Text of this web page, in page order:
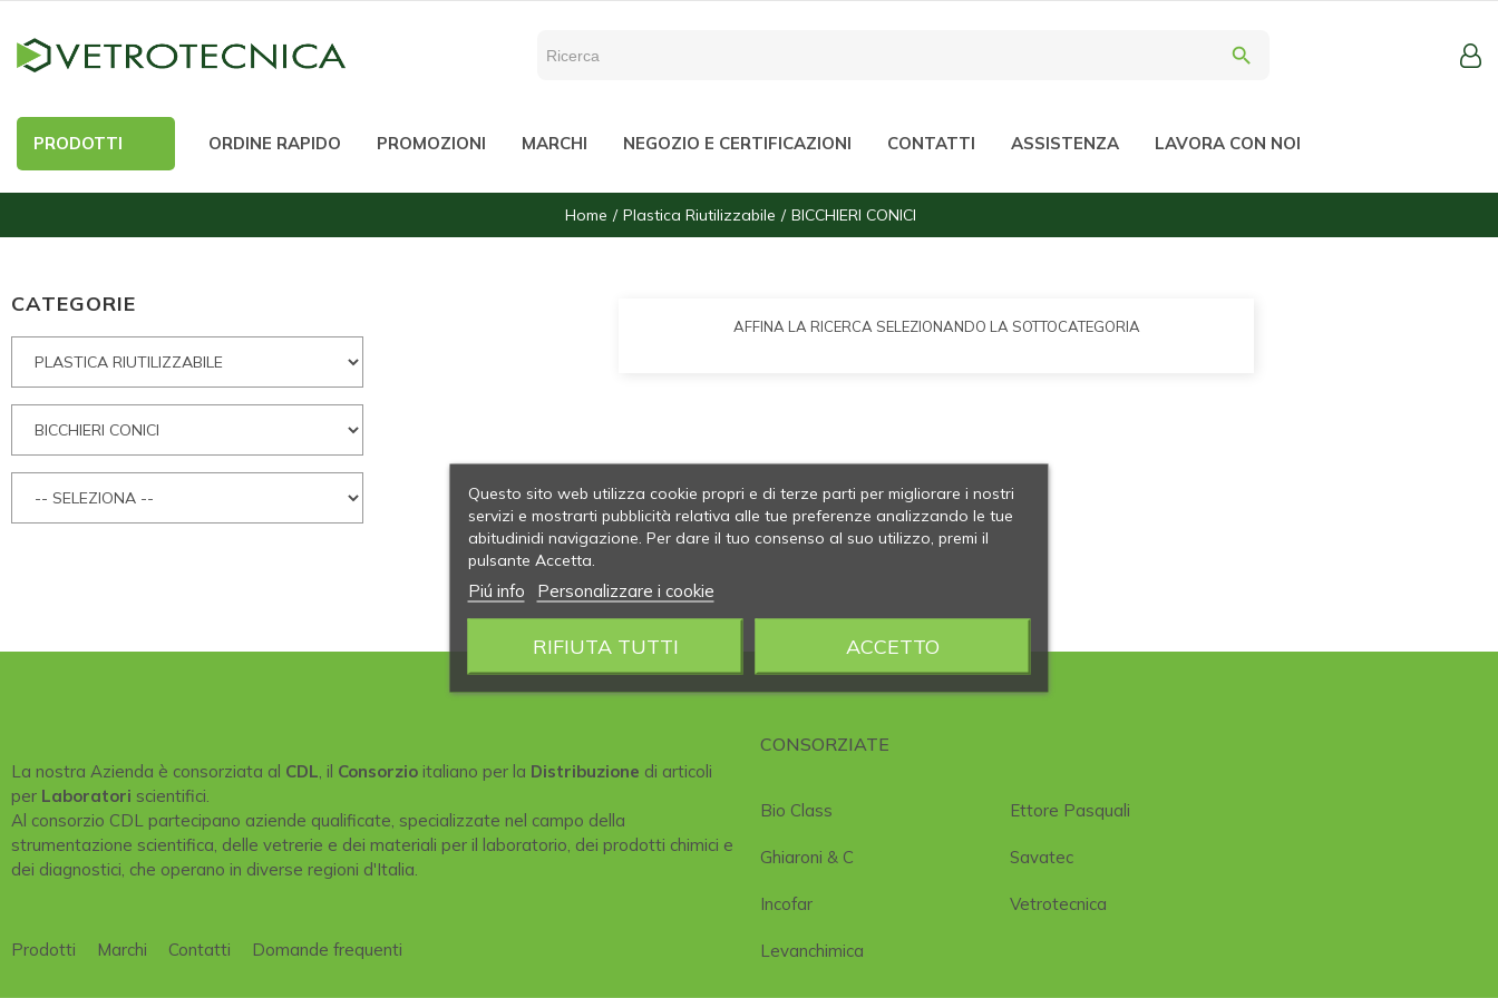
search
PRODOTTI ORDINE RAPIDO PROMOZIONI MARCHI NEGOZIO E CERTIFICAZIONI CONTATTI ASSISTENZA LAVORA CON NOI
Home Plastica Riutilizzabile BICCHIERI CONICI
CATEGORIE
AFFINA LA RICERCA SELEZIONANDO LA SOTTOCATEGORIA
La nostra Azienda è consorziata al CDL, il Consorzio italiano per la Distribuzione di articoli
per Laboratori scientifici.
Al consorzio CDL partecipano aziende qualificate, specializzate nel campo della
strumentazione scientifica, delle vetrerie e dei materiali per il laboratorio, dei prodotti chimici e
dei diagnostici, che operano in diverse regioni d'Italia.
Prodotti Marchi Contatti Domande frequenti
CONSORZIATE
Bio Class
Ghiaroni & C
Incofar
Levanchimica
Ettore Pasquali
Savatec
Vetrotecnica
Questo sito web utilizza cookie propri e di terze parti per migliorare i nostri
servizi e mostrarti pubblicità relativa alle tue preferenze analizzando le tue
abitudinidi navigazione. Per dare il tuo consenso al suo utilizzo, premi il
pulsante Accetta.
Piú info Personalizzare i cookie
RIFIUTA TUTTI ACCETTO